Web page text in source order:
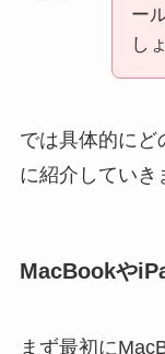
ー
し
では具体的にど
に紹介していき
MacBookや
まず最初に